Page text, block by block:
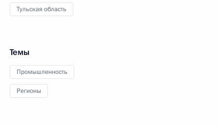
Тульская область
Темы
Промышленность
Регионы